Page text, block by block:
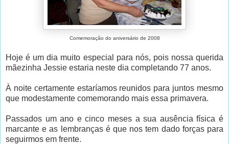
Comemoração do aniversário de 2008
Hoje é um dia muito especial para nós, pois nossa querida
mãezinha Jessie estaria neste dia completando 77 anos.
À noite certamente estaríamos reunidos para juntos mesmo
que modestamente comemorando mais essa primavera.
Passados um ano e cinco meses a sua ausência física é
marcante e as lembranças é que nos tem dado forças para
seguirmos em frente.